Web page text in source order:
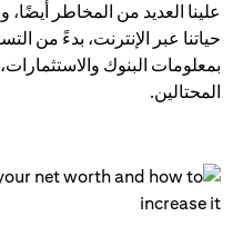
علينا العديد من المخاطر
حياتنا عبر الإنترنت، بدءً من
بمعلومات البنوك
المحتالين.